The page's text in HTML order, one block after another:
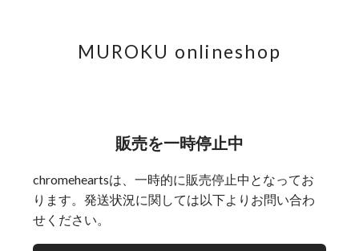
MUROKU onlineshop
販売を一時停止中
chromeheartsは、一時的に販売停止中となってお
ります。発送状況に関しては以下よりお問い合わ
せください。